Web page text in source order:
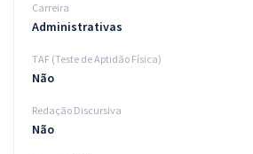
Carreira
Administrativas
TAF (Teste de Aptidão Física)
Não
Redação Discursiva
Não